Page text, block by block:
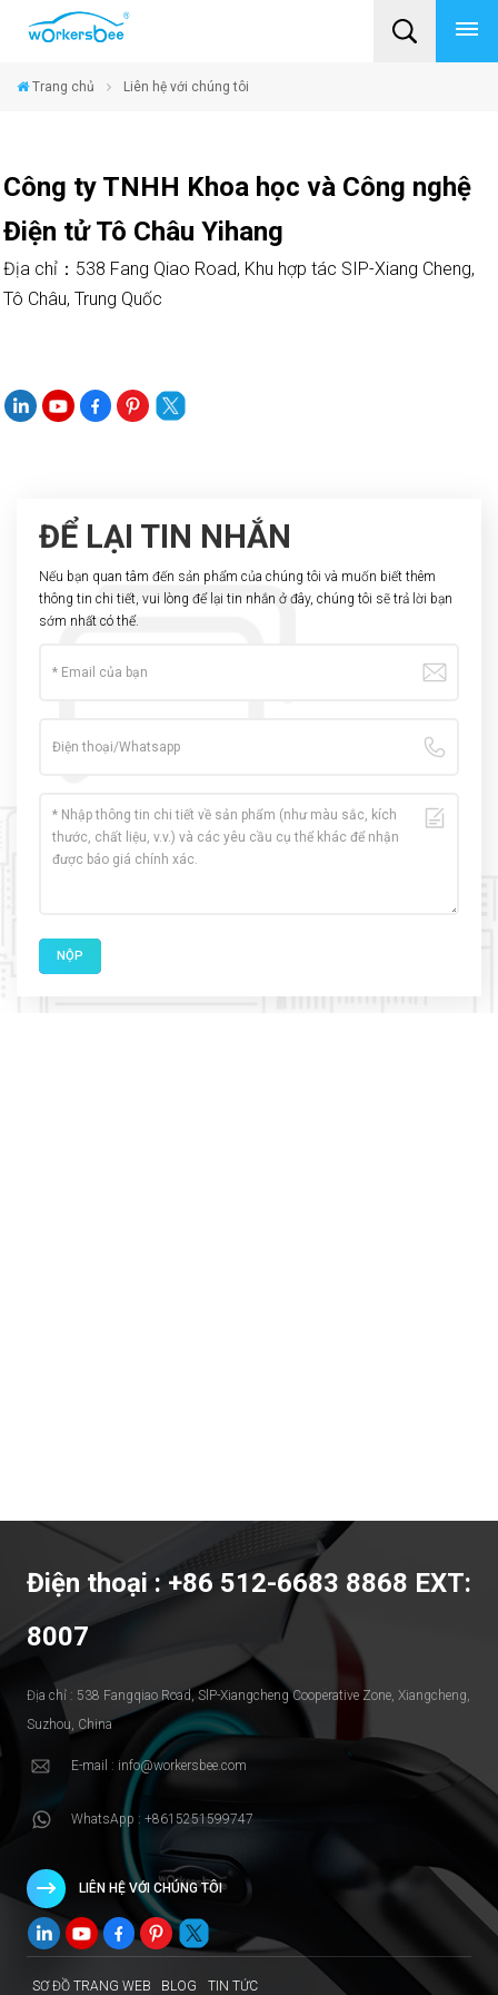
Trang chủ Liên hệ với chúng tôi
Công ty TNHH Khoa học và Công nghệ
Điện tử Tô Châu Yihang
Địa chỉ ： 538 Fang Qiao Road, Khu hợp tác SIP-Xiang Cheng,
Tô Châu, Trung Quốc
ĐỂ LẠI TIN NHẮN
Nếu bạn quan tâm đến sản phẩm của chúng tôi và muốn biết thêm
thông tin chi tiết, vui lòng để lại tin nhắn ở đây, chúng tôi sẽ trả lời bạn
sớm nhất có thể.
NỘP
Điện thoại : +86 512-6683 8868 EXT:
8007
Địa chỉ : 538 Fangqiao Road, SlP-Xiangcheng Cooperative Zone, Xiangcheng,
Suzhou, China
E-mail : info@workersbee.com
WhatsApp : +8615251599747
LIÊN HỆ VỚI CHÚNG TÔI
SƠ ĐỒ TRANG WEB BLOG TIN TỨC